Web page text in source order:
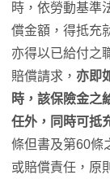
時，依勞動基準
償金額，得抵充
亦得以已給付之
賠償請求， 亦即
時，該保險金之
任外，同時可抵
條但書及第60條
或賠償責任，原